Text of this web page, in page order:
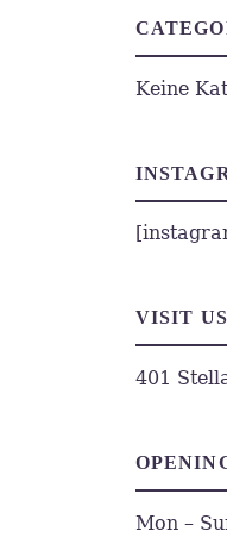
Keine
VISIT US
401
Mon –